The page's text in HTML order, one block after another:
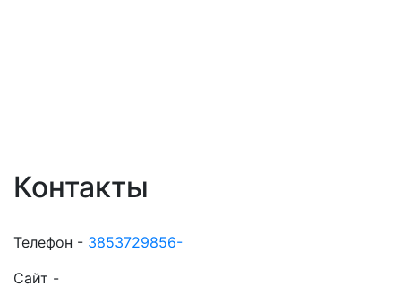
Контакты
Телефон - 3853729856-
Сайт -